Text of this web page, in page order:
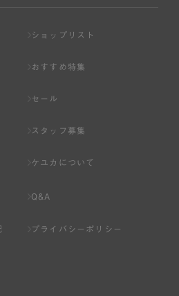
社が別途指定する方法に従って
社は、その登録を取り消すこと
る場合は、その登録を拒否し、
なく一旦なされた登録を取り消
ショップリスト
おすすめ特集
セール
スタッフ募集
ケユカについて
Q&A
プライバシーポリシー